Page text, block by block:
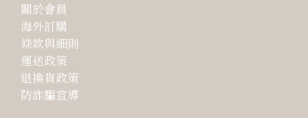
關於會員
海外訂購
條款與細則
運送政策
退換貨政策
防詐騙宣導